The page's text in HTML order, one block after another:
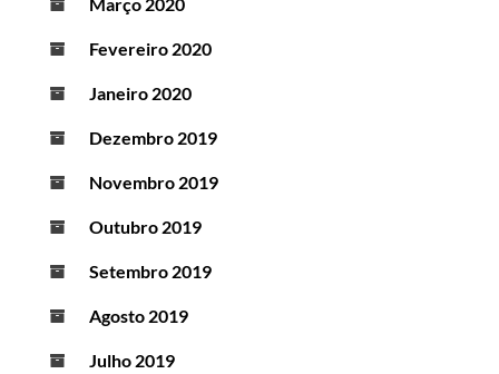
Fevereiro 2020
Janeiro 2020
Dezembro 2019
Novembro 2019
Outubro 2019
Setembro 2019
Agosto 2019
Julho 2019